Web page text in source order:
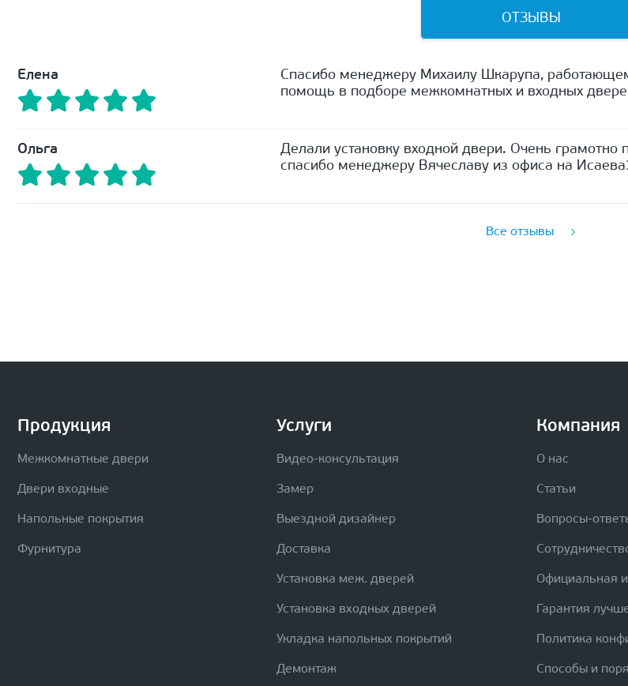
ОТЗЫВЫ
Елена
Спасибо менеджеру Михаилу Шкарупа,
помощь в подборе межкомнатных и входных
Ольга
Делали установку входной двери. Очень
спасибо менеджеру Вячеславу из офиса на
Все отзывы
Продукция
Межкомнатные двери
Двери входные
Напольные покрытия
Фурнитура
Услуги
Видео-консультация
Замер
Выездной дизайнер
Доставка
Установка меж. дверей
Установка входных дверей
Укладка напольных покрытий
Демонтаж
Компания
О нас
Статьи
Вопросы-
Официальная
Гарантия
Политика
Способы и